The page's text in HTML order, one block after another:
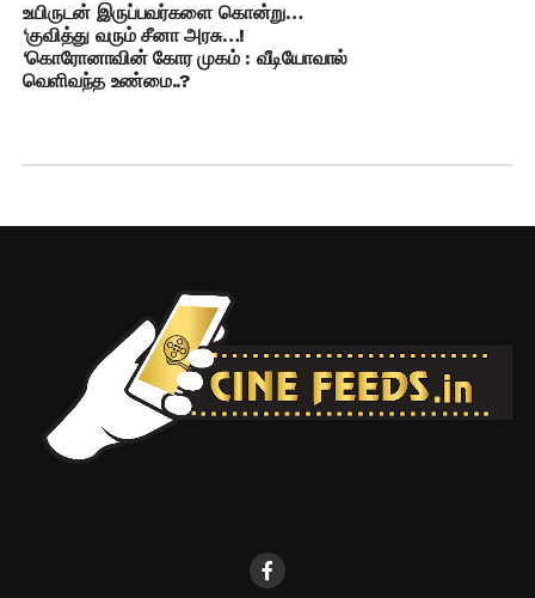
உயிருடன் இருப்பவர்களை கொன்று…
‘குவித்து வரும் சீனா அரசு…!
‘கொரோனாவின் கோர முகம் : வீடியோவால்
வெளிவந்த உண்மை..?